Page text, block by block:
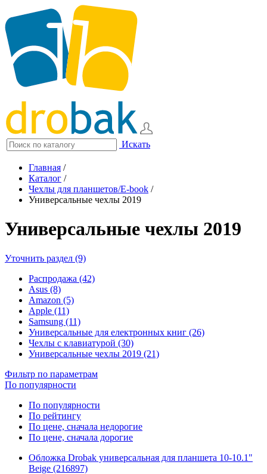
Искать
Главная /
Каталог /
Чехлы для планшетов/E-book /
Универсальные чехлы 2019
Универсальные чехлы 2019
Уточнить раздел (9)
Распродажа (42)
Asus (8)
Amazon (5)
Apple (11)
Samsung (11)
Универсальные для електронных книг (26)
Чехлы с клавиатурой (30)
Универсальные чехлы 2019 (21)
Фильтр по параметрам
По популярности
По популярности
По рейтингу
По цене, сначала недорогие
По цене, сначала дорогие
Обложка Drobak универсальная для планшета 10-10.1"
Beige (216897)